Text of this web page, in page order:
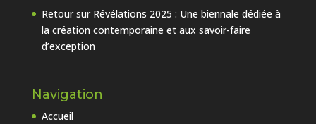
Retour sur Révélations 2025 : Une biennale dédiée à
la création contemporaine et aux savoir-faire
d’exception
Navigation
Accueil